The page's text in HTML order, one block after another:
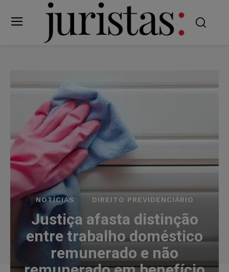
NOTÍCIAS DIREITO PREVIDENCIÁRIO
Justiça afasta distinção
entre trabalho doméstico
remunerado e não